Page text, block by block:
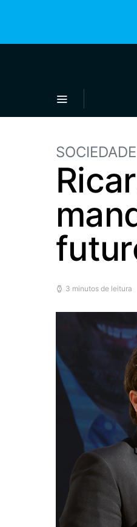
SOCIEDADE
3 minutos de leitura